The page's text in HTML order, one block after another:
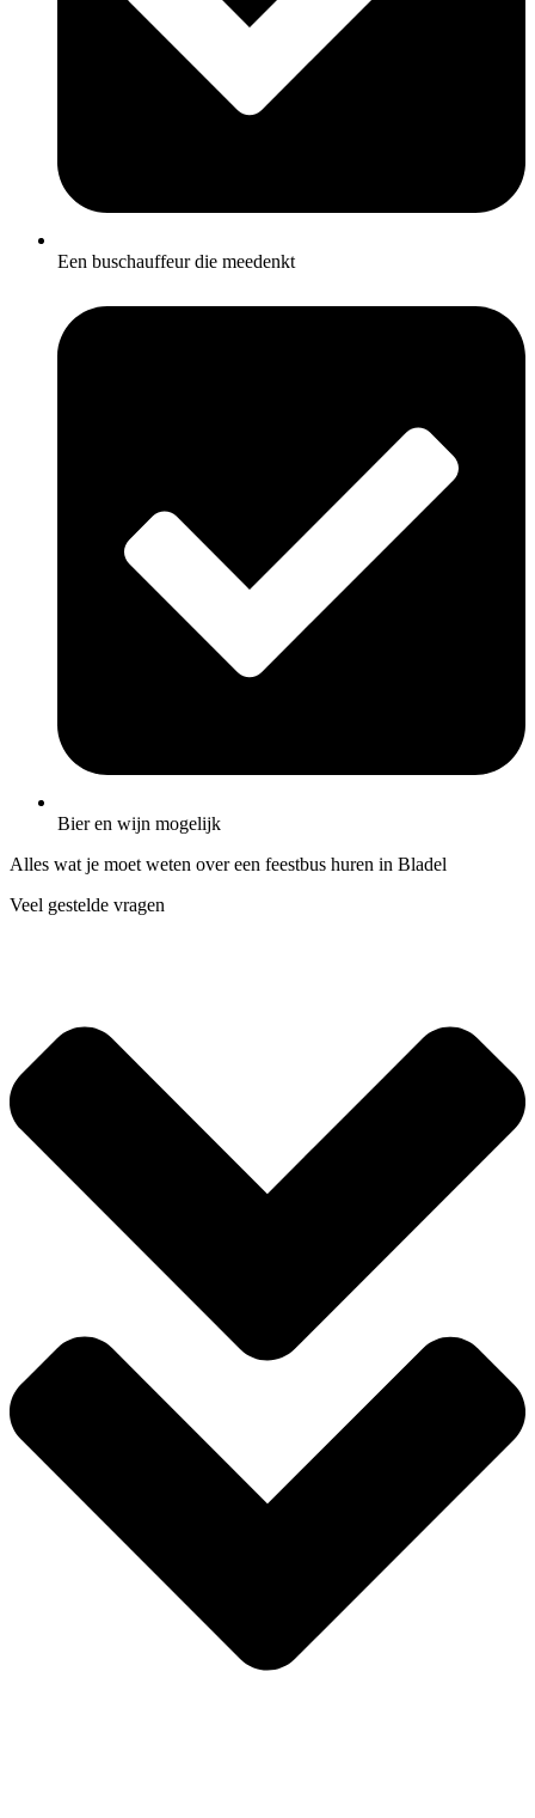
Een buschauffeur die meedenkt
Bier en wijn mogelijk
Alles wat je moet weten over een feestbus huren in Bladel
Veel gestelde vragen